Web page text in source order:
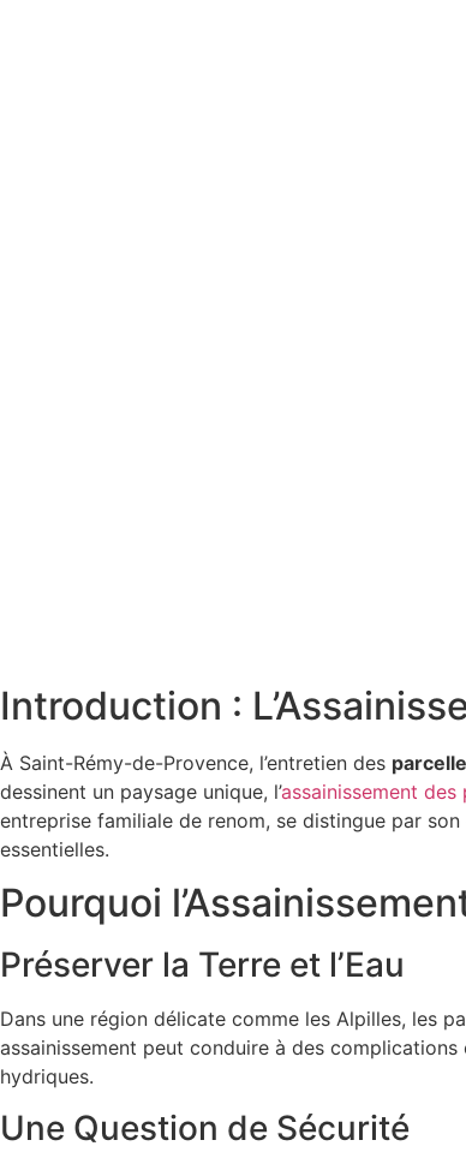
Introduction :
À Saint-Rémy-de-Provence, l’entretien des
dessinent un paysage unique, l’assainissement
entreprise familiale de renom, se distingue par
essentielles.
Pourquoi
Préserver la Terre et l’Eau
Dans une région délicate comme les Alpilles, les
assainissement peut conduire à des
hydriques.
Une Question de Sécurité